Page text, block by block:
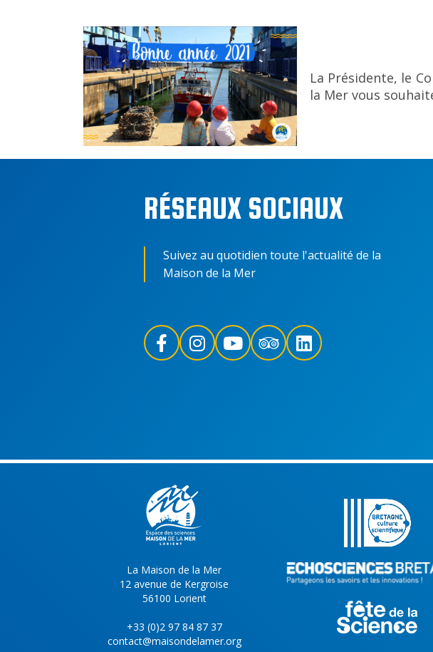
La Présidente, le
la Mer vous
RÉSEAUX SOCIAUX
Suivez au quotidien toute l'actualité de la
Maison de la Mer
La Maison de la Mer
12 avenue de Kergroise
56100 Lorient
+33 (0)2 97 84 87 37
contact@maisondelamer.org